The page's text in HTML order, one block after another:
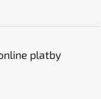
platby